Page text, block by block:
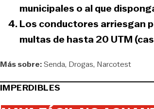
municipales o al que
Los conductores arriesgan
multas de hasta 20 UTM
Más sobre:Senda Drogas Narcotest
IMPERDIBLES